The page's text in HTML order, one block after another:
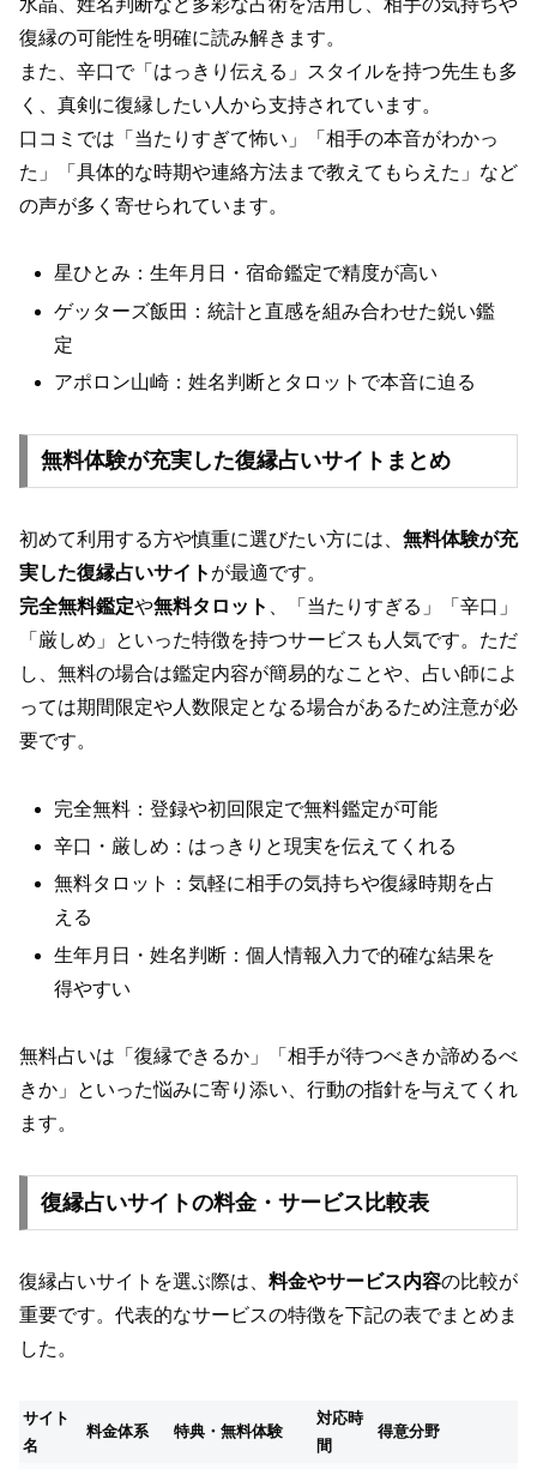
復縁の可能性を明確に読み解きます。
また、辛口で「はっきり伝える」スタイルを持つ先生も多
く、真剣に復縁したい人から支持されています。
口コミでは「当たりすぎて怖い」「相手の本音がわかっ
た」「具体的な時期や連絡方法まで教えてもらえた」など
の声が多く寄せられています。
星ひとみ：生年月日・宿命鑑定で精度が高い
ゲッターズ飯田：統計と直感を組み合わせた鋭い鑑
定
アポロン山崎：姓名判断とタロットで本音に迫る
無料体験が充実した復縁占いサイトまとめ
初めて利用する方や慎重に選びたい方には、 無料体験が充
実した復縁占いサイト が最適です。
完全無料鑑定や無料タロット
、「当たりすぎる」「辛口」
「厳しめ」といった特徴を持つサービスも人気です。ただ
し、無料の場合は鑑定内容が簡易的なことや、占い師によ
っては期間限定や人数限定となる場合があるため注意が必
要です。
完全無料：登録や初回限定で無料鑑定が可能
辛口・厳しめ：はっきりと現実を伝えてくれる
無料タロット：気軽に相手の気持ちや復縁時期を占
える
生年月日・姓名判断：個人情報入力で的確な結果を
得やすい
無料占いは「復縁できるか」「相手が待つべきか諦めるべ
きか」といった悩みに寄り添い、行動の指針を与えてくれ
ます。
復縁占いサイトの料金・サービス比較表
復縁占いサイトを選ぶ際は、 料金やサービス内容の比較が
重要です。代表的なサービスの特徴を下記の表でまとめま
した。
サイト
名
料金体系 特典・無料体験
対応時
間
得意分野